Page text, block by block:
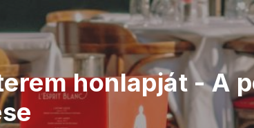
honlapját-A